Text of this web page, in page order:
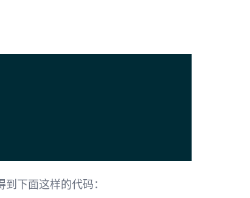
下面这样的代码：